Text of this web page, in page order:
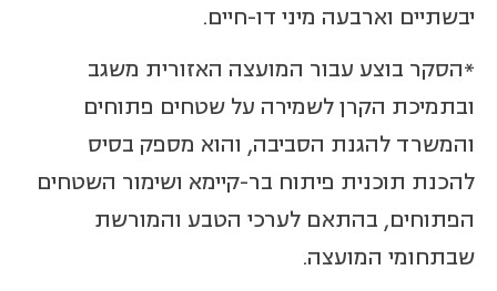
יבשתיים וארבעה מיני דו-חיים.
*הסקר בוצע עבור המועצה האזורית משגב
ובתמיכת הקרן לשמירה על שטחים פתוחים
והמשרד להגנת הסביבה, והוא מספק בסיס
להכנת תוכנית פיתוח בר-קיימא ושימור השטחים
הפתוחים, בהתאם לערכי הטבע והמורשת
שבתחומי המועצה.